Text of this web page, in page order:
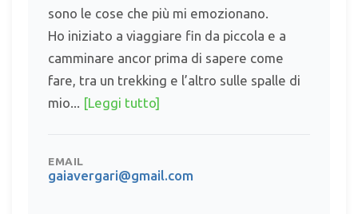
sono le cose che più mi emozionano.
Ho iniziato a viaggiare fin da piccola e a
camminare ancor prima di sapere come
fare, tra un trekking e l’altro sulle spalle di
mio... [Leggi tutto]
EMAIL
gaiavergari@gmail.com